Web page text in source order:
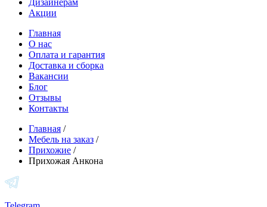
Дизайнерам
Акции
Главная
О нас
Оплата и гарантия
Доставка и сборка
Вакансии
Блог
Отзывы
Контакты
Главная /
Мебель на заказ /
Прихожие /
Прихожая Анкона